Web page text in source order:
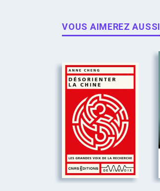
VOUS AIMEREZ AUSSI